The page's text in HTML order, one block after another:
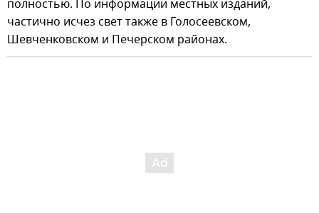
полностью. По информации местных изданий,
частично исчез свет также в Голосеевском,
Шевченковском и Печерском районах.